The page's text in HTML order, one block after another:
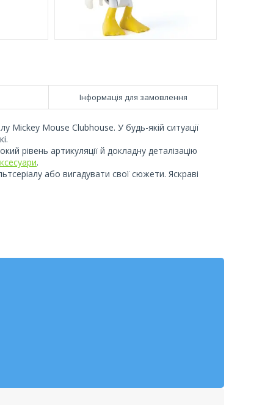
Інформація для замовлення
Mickey Mouse Clubhouse. У будь-якій ситуації
рівень артикуляції й докладну деталізацію
.
або вигадувати свої сюжети. Яскраві